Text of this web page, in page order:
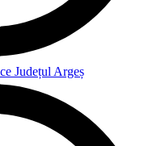
Județul Argeș